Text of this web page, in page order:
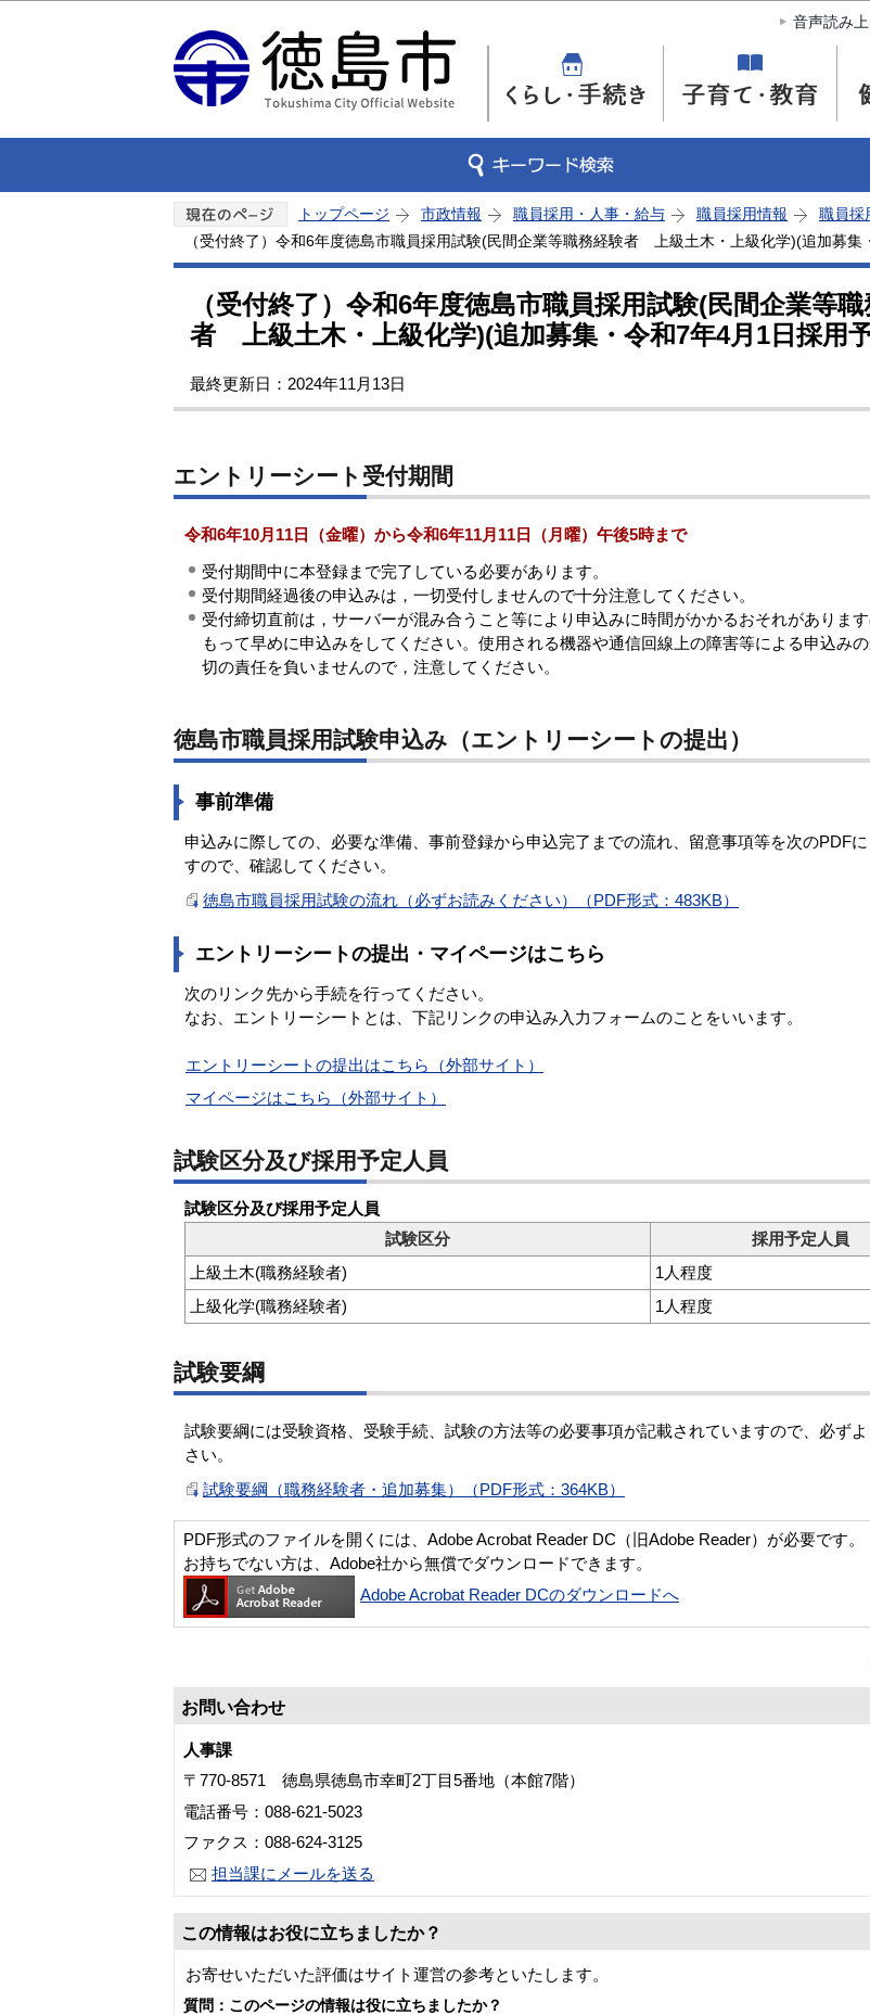
このページの本文へ移動
音声読み
トップページ 市政情報 職員採用・人事・給与 職員採用情報
職員採
（受付終了）令和6年度徳島市職員採用試験(民間企業等職務経験者 上級土木・上級化学)(追加募集
（受付終了）令和6年度徳島市職員採用試験(民間企業等
者 上級土木・上級化学)(追加募集・令和7年4月1日採用
最終更新日：2024年11月13日
エントリーシート受付期間
令和6年10月11日（金曜）から令和6年11月11日（月曜）午後5時まで
受付期間中に本登録まで完了している必要があります。
受付期間経過後の申込みは，一切受付しませんので十分注意してください。
受付締切直前は，サーバーが混み合うこと等により申込みに時間がかかるおそれがありま
もって早めに申込みをしてください。使用される機器や通信回線上の障害等による申込み
切の責任を負いませんので，注意してください。
徳島市職員採用試験申込み（エントリーシートの提出）
事前準備
申込みに際しての、必要な準備、事前登録から申込完了までの流れ、留意事項等を次のPDF
すので、確認してください。
徳島市職員採用試験の流れ（必ずお読みください）（PDF形式：483KB）
エントリーシートの提出・マイページはこちら
次のリンク先から手続を行ってください。
なお、エントリーシートとは、下記リンクの申込み入力フォームのことをいいます。
エントリーシートの提出はこちら（外部サイト）
マイページはこちら（外部サイト）
試験区分及び採用予定人員
試験区分及び採用予定人員
試験区分
採用予定人員
上級土木(職務経験者)
1人程度
上級化学(職務経験者)
1人程度
試験要綱
試験要綱には受験資格、受験手続、試験の方法等の必要事項が記載されていますので、必ず
さい。
試験要綱（職務経験者・追加募集）（PDF形式：364KB）
PDF形式のファイルを開くには、Adobe Acrobat Reader DC（旧Adobe Reader）が必要です。
お持ちでない方は、Adobe社から無償でダウンロードできます。
Adobe Acrobat Reader DCのダウンロードへ
お問い合わせ
人事課
〒770-8571 徳島県徳島市幸町2丁目5番地（本館7階）
電話番号：088-621-5023
ファクス：088-624-3125
担当課にメールを送る
この情報はお役に立ちましたか？
お寄せいただいた評価はサイト運営の参考といたします。
質問：このページの情報は役に立ちましたか？